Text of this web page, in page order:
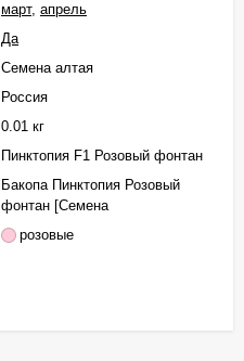
март, апрель
Да
Семена алтая
Россия
0.01 кг
Пинктопия F1 Розовый фонтан
Бакопа Пинктопия Розовый
фонтан [Семена
розовые